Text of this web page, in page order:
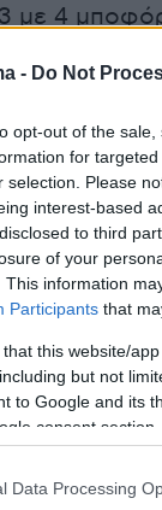
- Do Not
opt-out of the
for
selection. Please
interest-based
to third
of your
This information
Participants that
this website/
but not
to Google and its
consent section.
Data Processing
με 4
θα
στις
τοπικά
ΘΡΑΚΗ
3
Από 17